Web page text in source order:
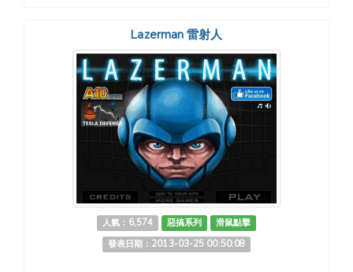
Lazerman 雷射人
人氣：6,574 惡搞系列
滑鼠點擊
發表日期：2013-03-25 00:50:08